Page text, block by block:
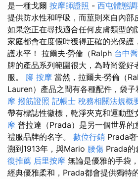
是一種戈爾 按摩師證照 - 西屯體態
提供防水性和呼吸，而莖則來自內部
如果您正在尋找適合任何皮膚類型的
家庭都會在度假時獲得正確的光保護
護水平！ 拉爾夫·勞倫（Ralph 台中
牌的產品系列範圍很大，為時尚愛好
服。 腳 按摩 當然，拉爾夫·勞倫（
Lauren）產品之間有各種配件，袋子
摩 撥筋證照 記帳士 稅務相關法規概
帶有標誌性徽標，乾淨夾克和運動型
摩 普拉達（Prada）是另一個世界的
禮服品牌的名字。 數位行銷 Prada
溯到1913年，與Mario 腰傷 Prada的
復推薦 后里按摩 無論是優雅的手袋
經典優雅柔和，Prada都會提供獨特